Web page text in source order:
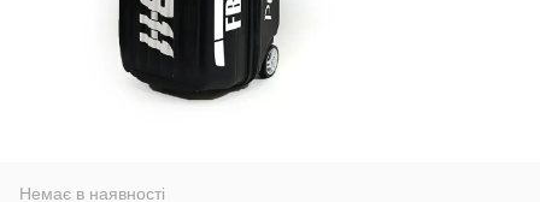
Немає в наявності